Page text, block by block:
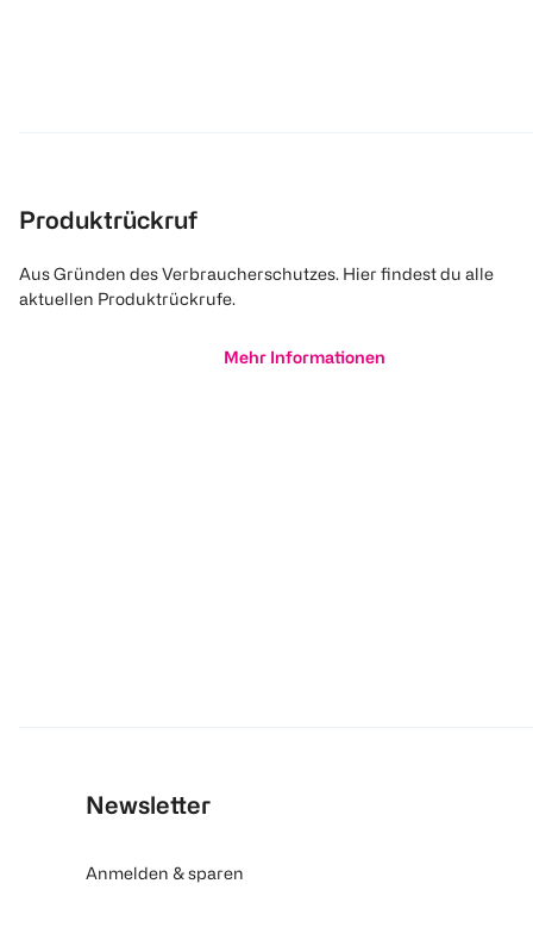
Produktrückruf
Aus Gründen des Verbraucherschutzes. Hier findest du alle
aktuellen Produktrückrufe.
Mehr Informationen
Newsletter
Anmelden & sparen